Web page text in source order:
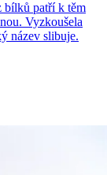
bílků patří k těm
Vyzkoušela
název slibuje.